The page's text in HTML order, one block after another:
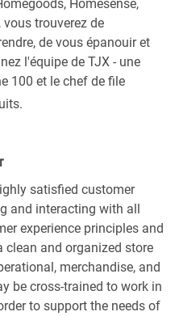
Homesense,
vous trouverez de
de vous épanouir et
l'équipe de TJX - une
100 et le chef de file
satisfied customer
and interacting with all
experience principles and
and organized store
merchandise, and
be cross-trained to work in
to support the needs of